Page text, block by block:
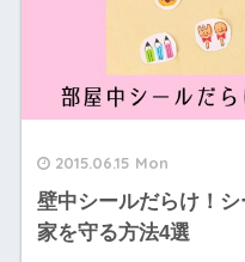
2015.06.15 Mon
壁中シールだらけ！
家を守る方法4選